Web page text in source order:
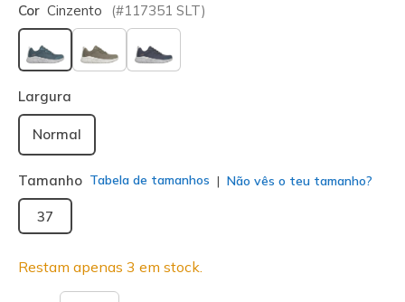
Cor Cinzento (#117351 SLT)
selecionado
Largura
Normal
Tamanho Tabela de tamanhos Não vês o teu tamanho?
37
Restam apenas 3 em stock.